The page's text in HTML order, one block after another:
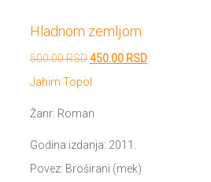
Hladnom zemljom
500.00RSDOriginalna
cena
500.00 RSD.
450.00 RSDTrenutna
Jahim Topol
Žanr: Roman
Godina izdanja: 2011.
Povez: Broširani (mek)